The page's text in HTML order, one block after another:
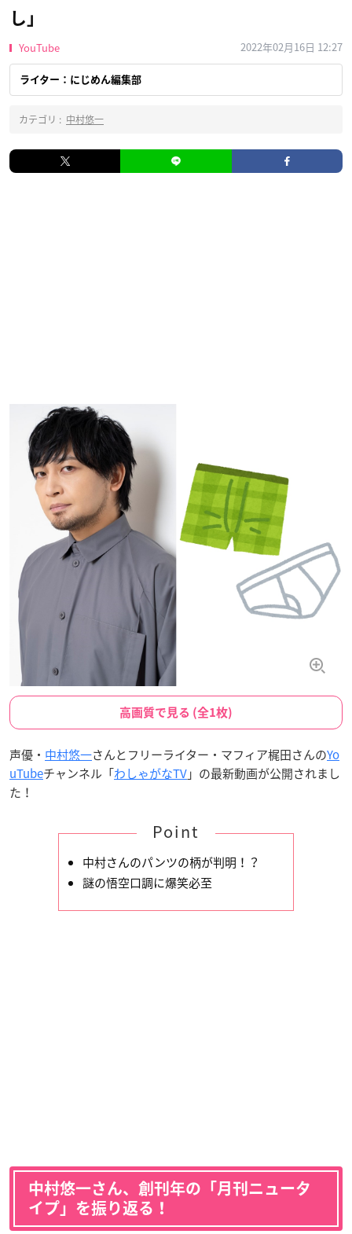
し」
YouTube 2022年02月16日 12:27
ライター：にじめん編集部
カテゴリ : 中村悠一
高画質で見る (全1枚)
声優・ 中村悠一さんとフリーライター・マフィア梶田さんのYo
uTubeチャンネル「わしゃがなTV」の最新動画が公開されまし
た！
Point
中村さんのパンツの柄が判明！？
謎の悟空口調に爆笑必至
中村悠一さん、創刊年の「月刊ニュータ
イプ」を振り返る！